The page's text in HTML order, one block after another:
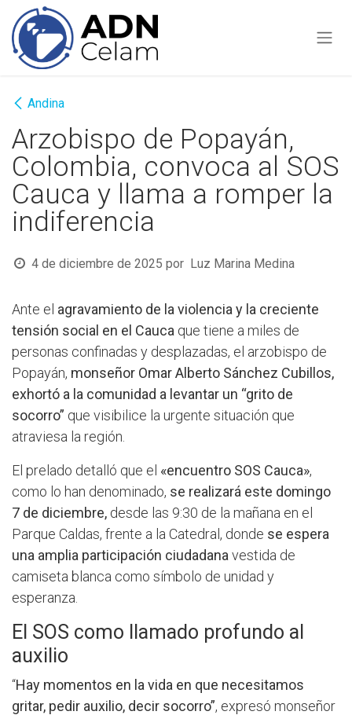
Ir al contenido
Andina
Arzobispo de Popayán,
Colombia, convoca al SOS
Cauca y llama a romper la
indiferencia
4 de diciembre de 2025 por Luz Marina Medina
Ante el agravamiento de la violencia y la creciente
tensión social en el Cauca que tiene a miles de
personas confinadas y desplazadas, el arzobispo de
Popayán, monseñor Omar Alberto Sánchez Cubillos,
exhortó a la comunidad a levantar un “grito de
socorro” que visibilice la urgente situación que
atraviesa la región.
El prelado detalló que el «encuentro SOS Cauca»,
como lo han denominado, se realizará este domingo
7 de diciembre, desde las 9:30 de la mañana en el
Parque Caldas, frente a la Catedral, donde se espera
una amplia participación ciudadana vestida de
camiseta blanca como símbolo de unidad y
esperanza.
El SOS como llamado profundo al
auxilio
“Hay momentos en la vida en que necesitamos
gritar, pedir auxilio, decir socorro”, expresó monseñor